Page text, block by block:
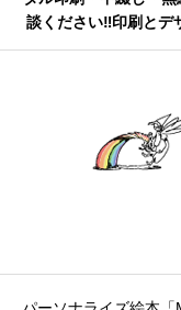
談ください‼印刷とデ